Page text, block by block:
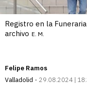
Registro en la
archivo E. M.
Felipe Ramos
Valladolid
29.08.2024 |